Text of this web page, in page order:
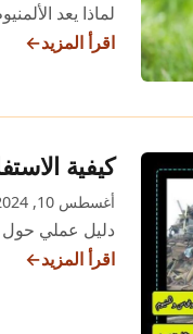
لماذا يعد
اقرأ المزيد
إعادة
الألمنيوم:
بيئية
واقتصادية
كيفية
أغسطس 10, 2024
دليل عملي حول
اقرأ المزيد
كيفية